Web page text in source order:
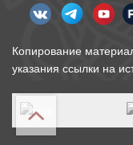
Копирование
указания ссылки на